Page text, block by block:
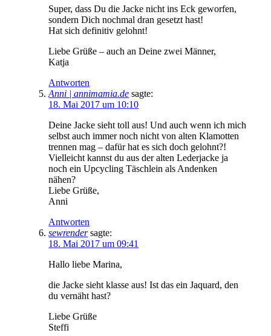
Super, dass Du die Jacke nicht ins Eck geworfen,
sondern Dich nochmal dran gesetzt hast!
Hat sich definitiv gelohnt!
Liebe Grüße – auch an Deine zwei Männer,
Katja
Antworten
Anni | annimamia.de sagte:
18. Mai 2017 um 10:10
Deine Jacke sieht toll aus! Und auch wenn ich mich
selbst auch immer noch nicht von alten Klamotten
trennen mag – dafür hat es sich doch gelohnt?!
Vielleicht kannst du aus der alten Lederjacke ja
noch ein Upcycling Täschlein als Andenken
nähen?
Liebe Grüße,
Anni
Antworten
sewrender sagte:
18. Mai 2017 um 09:41
Hallo liebe Marina,
die Jacke sieht klasse aus! Ist das ein Jaquard, den
du vernäht hast?
Liebe Grüße
Steffi